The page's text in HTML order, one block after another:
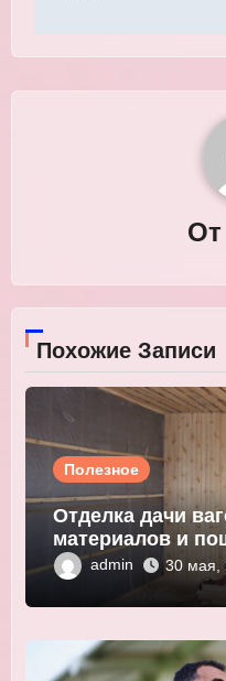
От
Похожие Записи
Полезное
Отделка дачи
материалов и
монтажа
admin 30 мая,